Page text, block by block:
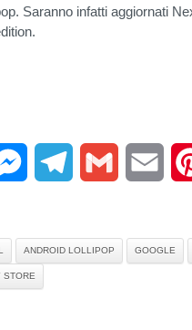
Saranno infatti aggiornati
MessengerTelegramGmail
ANDROID LOLLIPOP GOOGLE
STORE